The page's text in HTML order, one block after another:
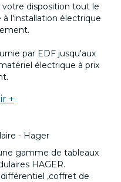
disposition tout le
l'installation électrique
par EDF jusqu'aux
électrique à prix
+
- Hager
gamme de tableaux
HAGER.
,coffret de